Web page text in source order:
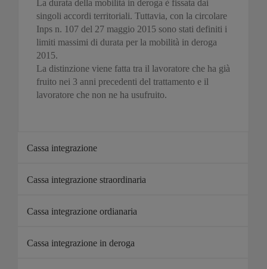
La durata della mobilità in deroga è fissata dai
singoli accordi territoriali. Tuttavia, con la circolare
Inps n. 107 del 27 maggio 2015 sono stati definiti i
limiti massimi di durata per la mobilità in deroga
2015.
La distinzione viene fatta tra il lavoratore che ha già
fruito nei 3 anni precedenti del trattamento e il
lavoratore che non ne ha usufruito.
Cassa integrazione
Cassa integrazione straordinaria
Cassa integrazione ordianaria
Cassa integrazione in deroga